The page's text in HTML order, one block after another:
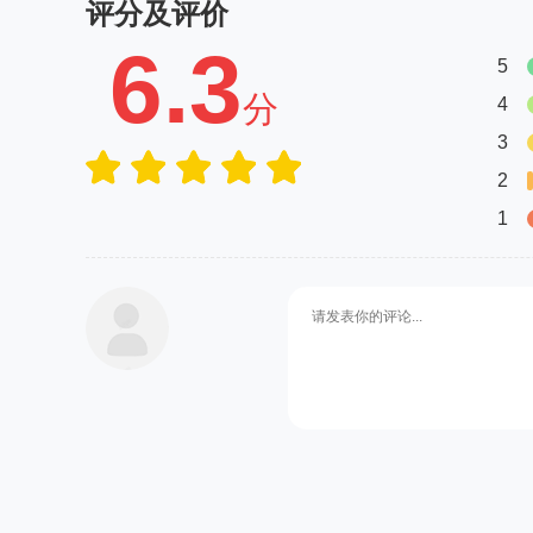
评分及评价
6.3分
5
4
3
2
1